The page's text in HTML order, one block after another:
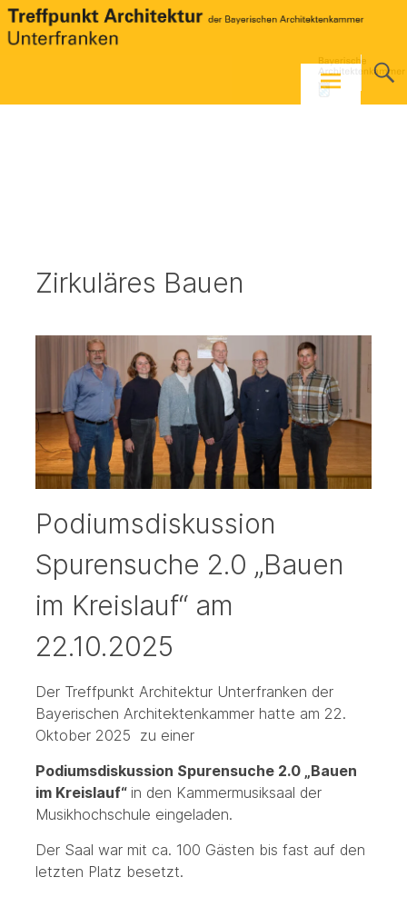
Skip
to
Zirkuläres Bauen
Podiumsdiskussion
Spurensuche 2.0 „Bauen
im Kreislauf“ am
22.10.2025
Der Treffpunkt Architektur Unterfranken der
Bayerischen Architektenkammer hatte am 22.
Oktober 2025 zu einer
Podiumsdiskussion Spurensuche 2.0 „Bauen
im Kreislauf“ in den Kammermusiksaal der
Musikhochschule eingeladen.
Der Saal war mit ca. 100 Gästen bis fast auf den
letzten Platz besetzt.